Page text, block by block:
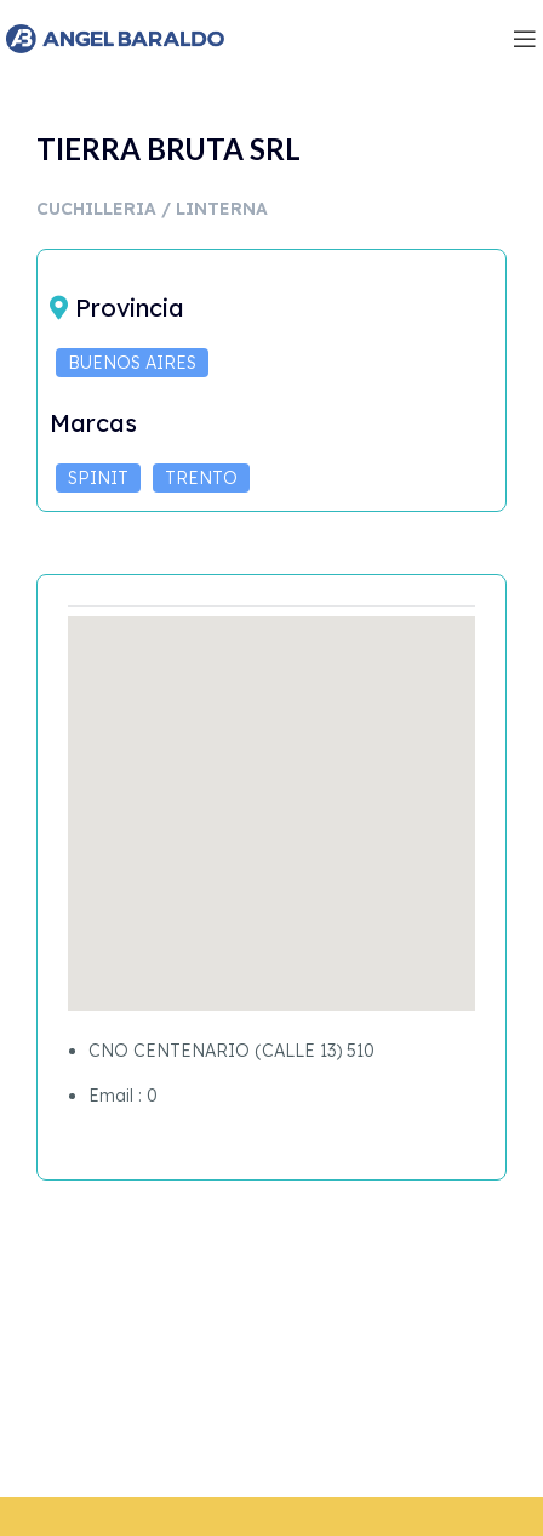
TIERRA BRUTA SRL
CUCHILLERIA / LINTERNA
Provincia
BUENOS AIRES
Marcas
SPINIT TRENTO
CNO CENTENARIO (CALLE 13) 510
Email : 0